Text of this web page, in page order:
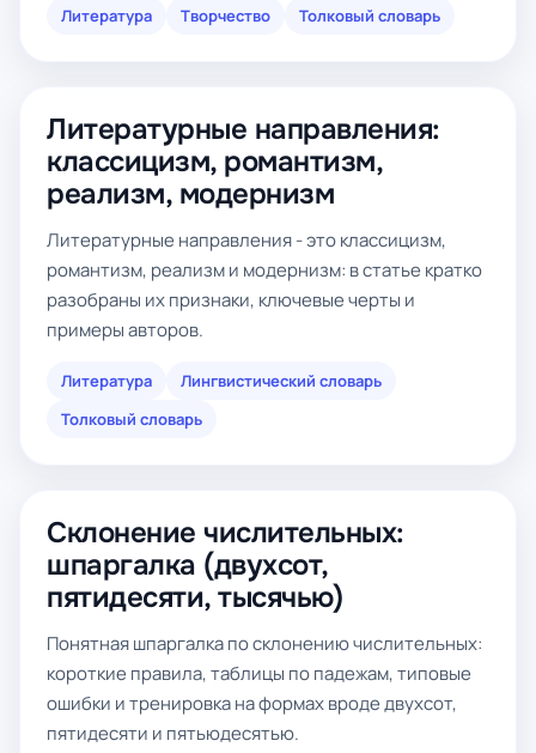
Литература Творчество Толковый словарь
Литературные направления:
классицизм, романтизм,
реализм, модернизм
Литературные направления - это классицизм,
романтизм, реализм и модернизм: в статье кратко
разобраны их признаки, ключевые черты и
примеры авторов.
Литература
Лингвистический словарь
Толковый словарь
Склонение числительных:
шпаргалка (двухсот,
пятидесяти, тысячью)
Понятная шпаргалка по склонению числительных:
короткие правила, таблицы по падежам, типовые
ошибки и тренировка на формах вроде двухсот,
пятидесяти и пятьюдесятью.